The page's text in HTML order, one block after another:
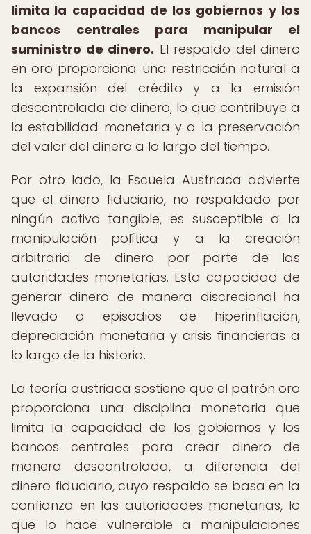
limita la capacidad de los gobiernos y los
bancos centrales para manipular el
suministro de dinero. El respaldo del dinero
en oro proporciona una restricción natural a
la expansión del crédito y a la emisión
descontrolada de dinero, lo que contribuye a
la estabilidad monetaria y a la preservación
del valor del dinero a lo largo del tiempo.
Por otro lado, la Escuela Austriaca advierte
que el dinero fiduciario, no respaldado por
ningún activo tangible, es susceptible a la
manipulación política y a la creación
arbitraria de dinero por parte de las
autoridades monetarias. Esta capacidad de
generar dinero de manera discrecional ha
llevado a episodios de hiperinflación,
depreciación monetaria y crisis financieras a
lo largo de la historia.
La teoría austriaca sostiene que el patrón oro
proporciona una disciplina monetaria que
limita la capacidad de los gobiernos y los
bancos centrales para crear dinero de
manera descontrolada, a diferencia del
dinero fiduciario, cuyo respaldo se basa en la
confianza en las autoridades monetarias, lo
que lo hace vulnerable a manipulaciones